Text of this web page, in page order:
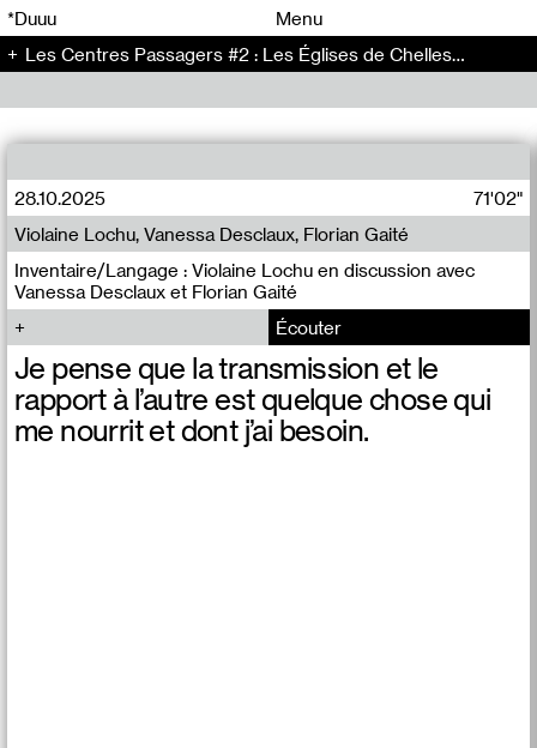
*Duuu
Menu
Les Centres Passagers #2 : Les Églises de Chelles - Les Centres Passagers (2)
28.10.2025 71'02"
Inventaire/Langage : Violaine Lochu en discussion avec
Vanessa Desclaux et Florian Gaité
Violaine Lochu, Vanessa Desclaux, Florian Gaité
Écouter
Je pense que la transmission et le
rapport à l’autre est quelque chose qui
me nourrit et dont j’ai besoin.
00 00
00 00